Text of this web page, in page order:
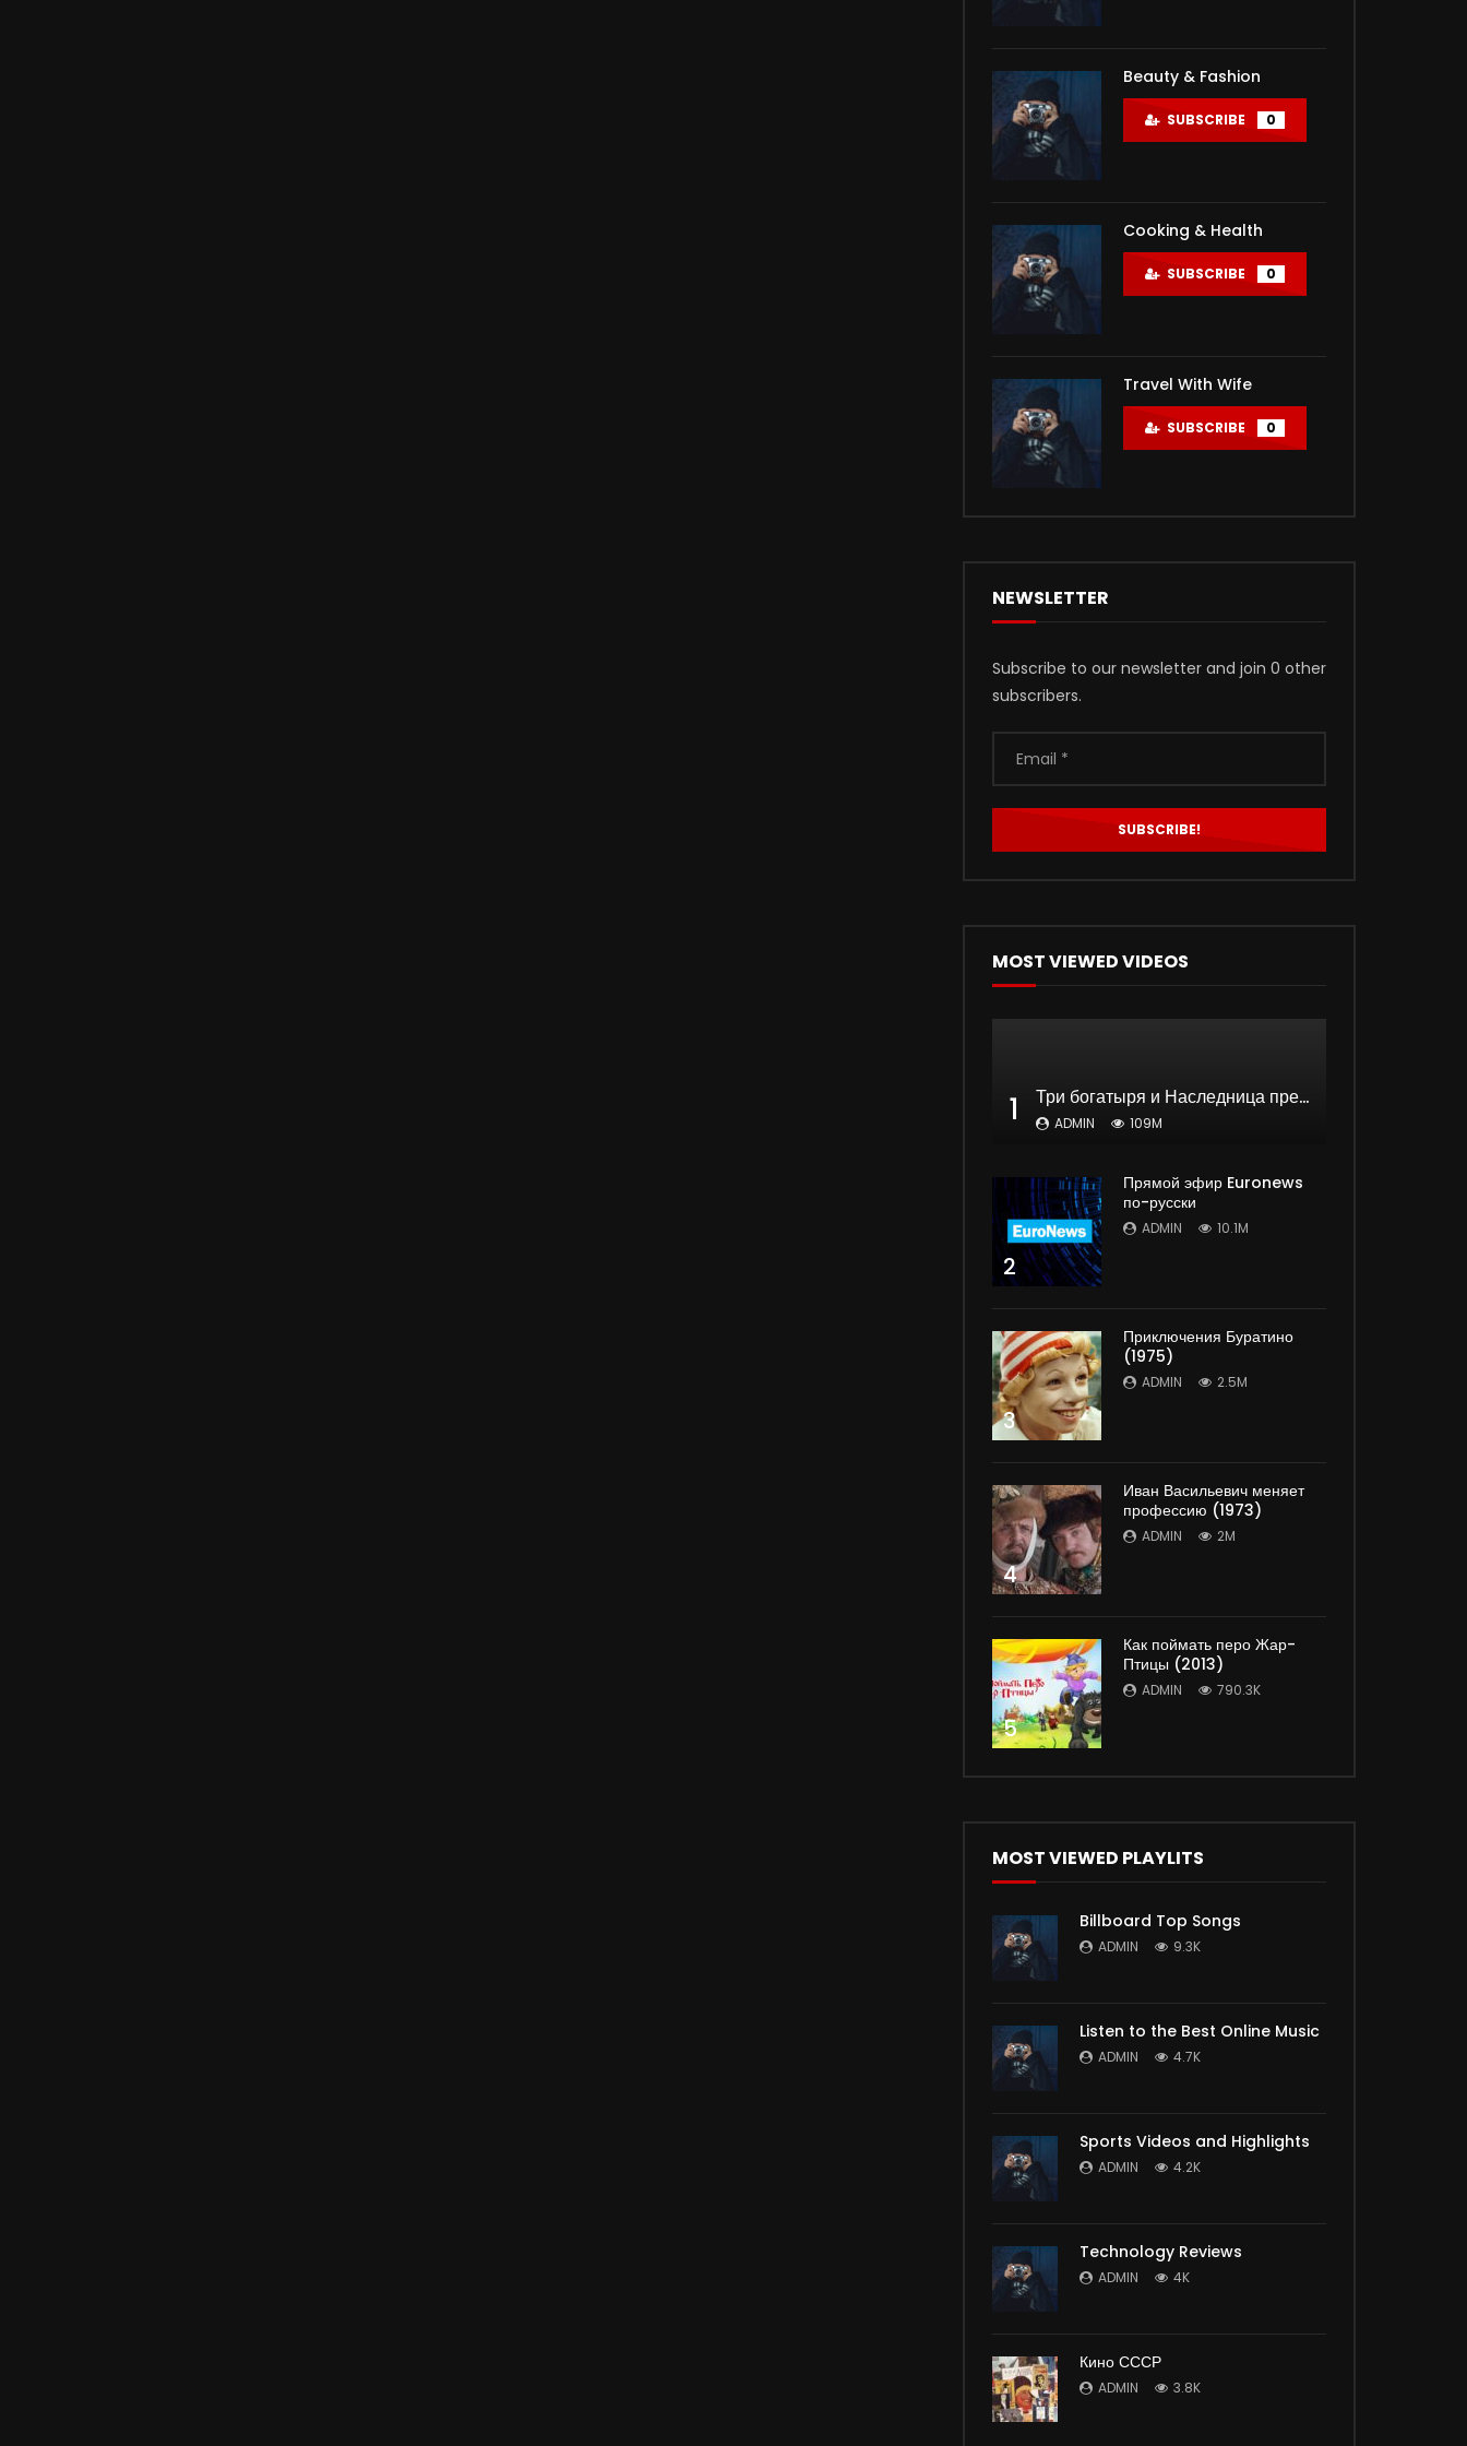
Beauty & Fashion
SUBSCRIBE 0
Cooking & Health
SUBSCRIBE 0
Travel With Wife
SUBSCRIBE 0
NEWSLETTER
Subscribe to our newsletter and join 0 other
subscribers.
MOST VIEWED VIDEOS
1 Три богатыря и Наследница престола | мультфильм
ADMIN 109M
2
Прямой эфир Euronews
по-русски
ADMIN 10.1M
3
Приключения Буратино
(1975)
ADMIN 2.5M
4
Иван Васильевич меняет
профессию (1973)
ADMIN 2M
5
Как поймать перо Жар-
Птицы (2013)
ADMIN 790.3K
MOST VIEWED PLAYLITS
Billboard Top Songs
ADMIN 9.3K
Listen to the Best Online Music
ADMIN 4.7K
Sports Videos and Highlights
ADMIN 4.2K
Technology Reviews
ADMIN 4K
Кино СССР
ADMIN 3.8K